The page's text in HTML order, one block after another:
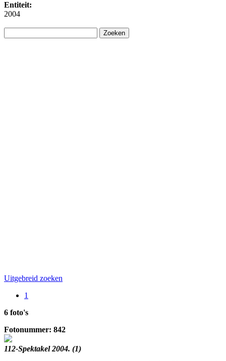
Entiteit:
2004
Uitgebreid zoeken
1
6 foto's
Fotonummer: 842
112-Spektakel 2004. (1)